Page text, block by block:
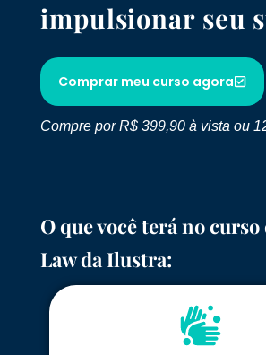
impulsionar seu
Comprar meu curso agora
Compre por R$ 399,90 à vista ou
O que você terá no curso
Law da Ilustra: